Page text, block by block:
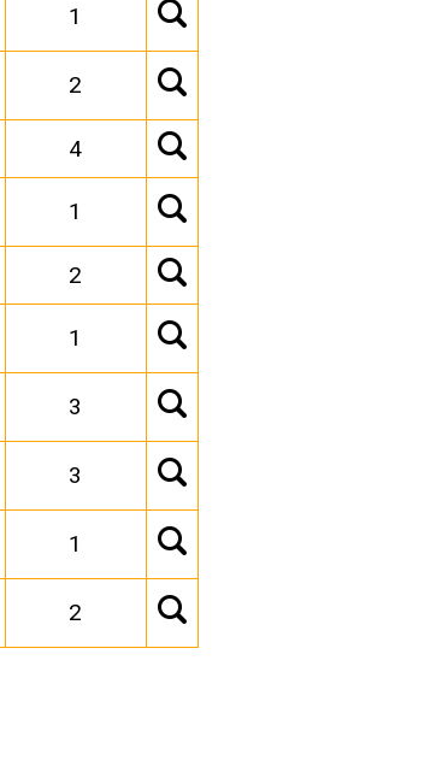
1
2
4
1
2
1
3
3
1
2